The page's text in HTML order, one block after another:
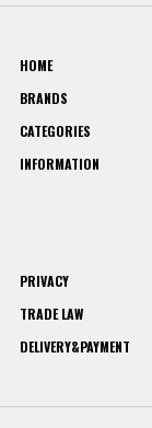
HOME
BRANDS
CATEGORIES
INFORMATION
PRIVACY
TRADE LAW
DELIVERY&PAYMENT